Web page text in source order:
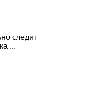
следит
...